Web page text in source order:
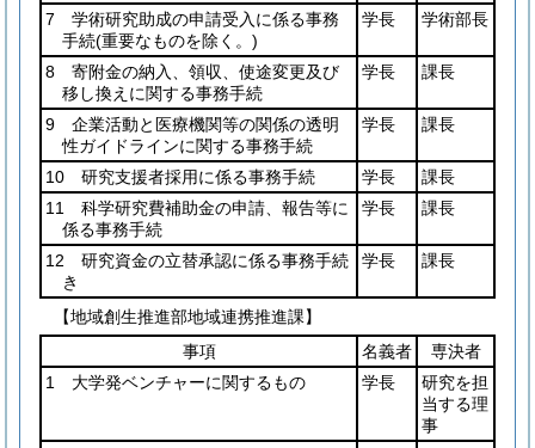
7 学術研究助成の申請受入に係る事務
手続(重要なものを除く。)
学長 学術部長
8 寄附金の納入、領収、使途変更及び
移し換えに関する事務手続
学長 課長
9 企業活動と医療機関等の関係の透明
性ガイドラインに関する事務手続
学長 課長
10 研究支援者採用に係る事務手続 学長
課長
11 科学研究費補助金の申請、報告等に
係る事務手続
学長 課長
12 研究資金の立替承認に係る事務手続
き
学長 課長
【地域創生推進部地域連携推進課】
事項
名義者
専決者
1 大学発ベンチャーに関するもの
学長
研究を担
当する理
事